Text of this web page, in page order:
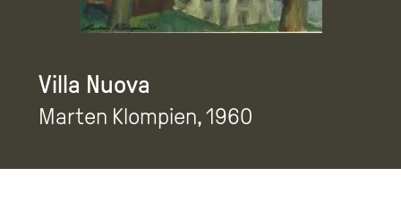
Villa Nuova
Marten Klompien, 1960